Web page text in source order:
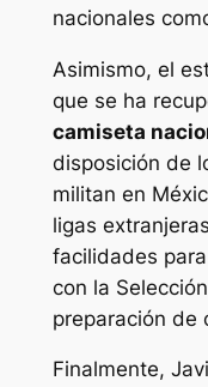
nacionales
Asimismo, el
que se ha
camiseta
disposición de
militan en
ligas
facilidades
con la
preparación de
Finalmente,